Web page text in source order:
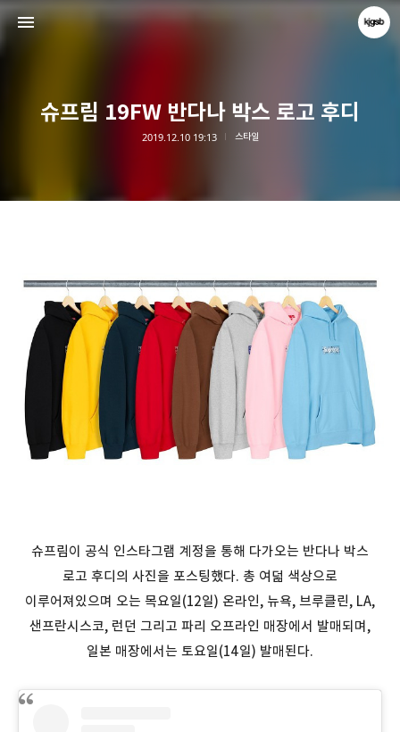
슈프림 19FW 반다나 박스 로고 후디
2019.12.10 19:13 스타일
슈프림이 공식 인스타그램 계정을 통해 다가오는 반다나 박스
로고 후디의 사진을 포스팅했다. 총 여덟 색상으로
이루어져있으며 오는 목요일(12일) 온라인, 뉴욕, 브루클린, LA,
샌프란시스코, 런던 그리고 파리 오프라인 매장에서 발매되며,
일본 매장에서는 토요일(14일) 발매된다.
kjgsb